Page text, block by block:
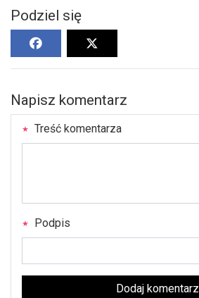
Podziel się
Napisz komentarz
Treść komentarza
Podpis
Dodaj komentarz